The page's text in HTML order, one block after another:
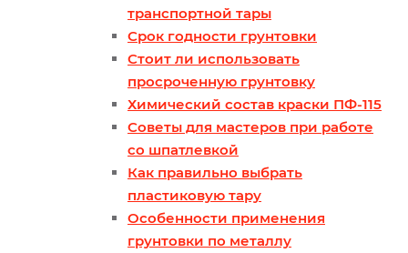
транспортной тары
Срок годности грунтовки
Стоит ли использовать
просроченную грунтовку
Химический состав краски ПФ-115
Советы для мастеров при работе
со шпатлевкой
Как правильно выбрать
пластиковую тару
Особенности применения
грунтовки по металлу